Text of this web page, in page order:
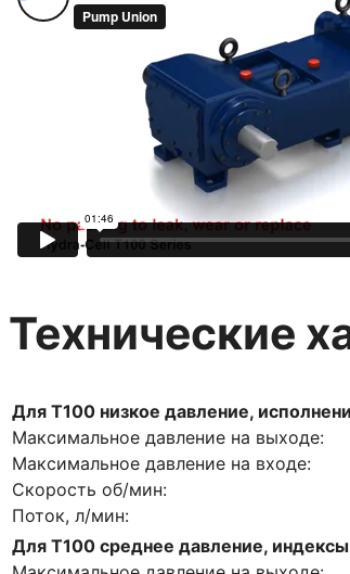
Технические
Для Т100 низкое давление,
Максимальное давление на выходе:
Максимальное давление на входе:
Скорость об/мин:
Поток, л/мин:
Для Т100 среднее давление,